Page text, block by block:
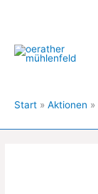
springen
Start Aktionen